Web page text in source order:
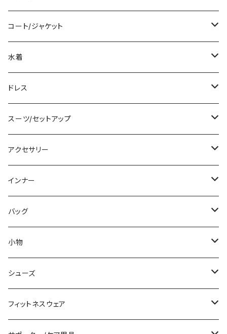
袖付き
ノースリーブ
その他
チュニック
シャツ/ブラウス
ベアトップ/チューブトップ
カーディガン/ボレロ
ニット/セーター
パーカー
スウェット/トレーナー
その他
クロップド丈
ロング丈
デニム
レギンス
その他
オールインワン
ミニ/ショート
ミディアム/ミモレ
ロング
その他
コート/ジャケット
コート
ジャケット
その他
水着
タンキニ
バンドゥビキニ
ワンピース
ラッシュガード
その他
ドレス
ミニ/ショート
ミディアム/ミモレ
ロング/マキシ
袖付き
ノースリーブ
パンツドレス
ナイトドレス
スーツ/セットアップ
パンツスーツ
スカートスーツ
その他
アクセサリー
ネックレス
ブレスレット
ピアス
コサージュ
リング
インナー
ブラ/ブラトップ/ベアトップ
ショーツ
タンクトップ/キャミソール
半袖/5分
バッグ
サブバッグ
クラッチバッグ
トートバッグ
小物
マフラー/スカーフ/ストール
財布
シューズ
スニーカー
フィットネスウェア